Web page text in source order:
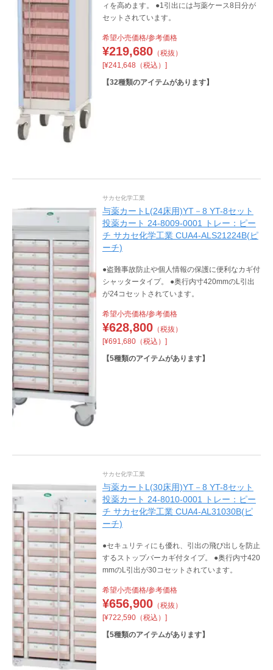
ィを高めます。 ●1引出には与薬ケース8日分が
セットされています。
希望小売価格/参考価格
¥219,680（税抜）
[¥241,648（税込）]
【32種類のアイテムがあります】
サカセ化学工業
与薬カートL(24床用)YT－8 YT-8セット
投薬カート 24-8009-0001 トレー：ピー
チ サカセ化学工業 CUA4-ALS21224B(ピ
ーチ)
●盗難事故防止や個人情報の保護に便利なカギ付
シャッタータイプ。 ●奥行内寸420mmのL引出
が24コセットされています。
希望小売価格/参考価格
¥628,800（税抜）
[¥691,680（税込）]
【5種類のアイテムがあります】
サカセ化学工業
与薬カートL(30床用)YT－8 YT-8セット
投薬カート 24-8010-0001 トレー：ピー
チ サカセ化学工業 CUA4-AL31030B(ピ
ーチ)
●セキュリティにも優れ、引出の飛び出しを防止
するストップバーカギ付タイプ。 ●奥行内寸420
mmのL引出が30コセットされています。
希望小売価格/参考価格
¥656,900（税抜）
[¥722,590（税込）]
【5種類のアイテムがあります】